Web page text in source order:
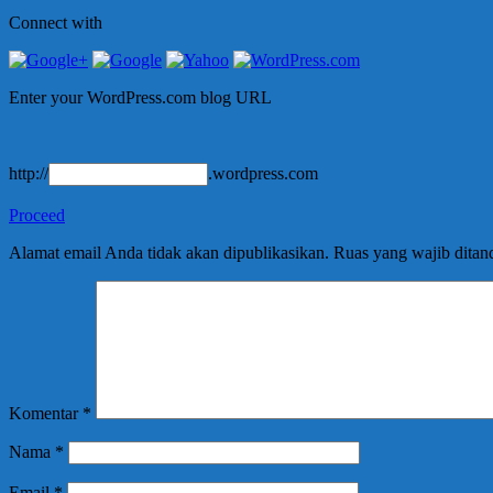
Connect with
Enter your WordPress.com blog URL
http:// .wordpress.com
Proceed
Alamat email Anda tidak akan dipublikasikan. Ruas yang wajib
Komentar *
Nama *